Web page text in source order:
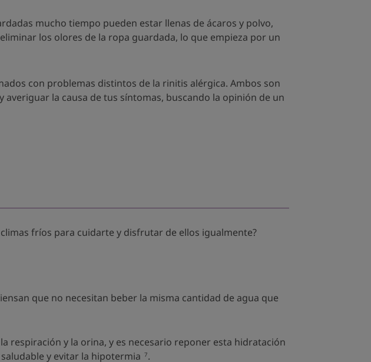
mucho tiempo pueden estar llenas de ácaros y polvo,
los olores de la ropa guardada, lo que empieza por un
con problemas distintos de la rinitis alérgica. Ambos son
averiguar la causa de tus síntomas, buscando la opinión de un
fríos para cuidarte y disfrutar de ellos igualmente?
que no necesitan beber la misma cantidad de agua que
respiración y la orina, y es necesario reponer esta hidratación
y evitar la hipotermia 7.